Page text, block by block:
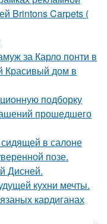
Brintons Carpets (
за Карло понти в
Красивый дом в
подборку
прошедшего
в салоне
позе.
Дисней.
кухни мечты.
кардиганах